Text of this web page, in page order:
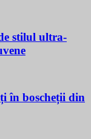
stilul ultra-
în boscheții din